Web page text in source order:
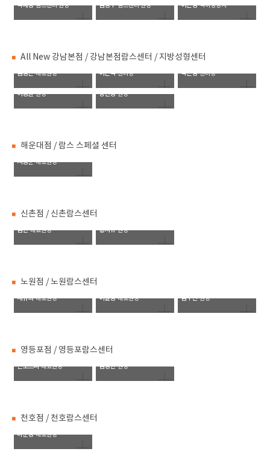
박혜정 람스센터 원장 김정우 람스센터 원장 이은영 식이영양사
All New 강남본점 / 강남본점람스센터 / 지방성형센터
김정은 대표원장 이근직 센터장 박은영 센터장
이정원 원장 양인정 원장
해운대점 / 람스 스페셜 센터
서성훈 대표원장
신촌점 / 신촌람스센터
김한 대표원장 황지유 원장
노원점 / 노원람스센터
채규희 대표원장 이길형 대표원장 김수연 원장
영등포점 / 영등포람스센터
손보드리 대표원장 김경한 원장
천호점 / 천호람스센터
하준형 대표원장